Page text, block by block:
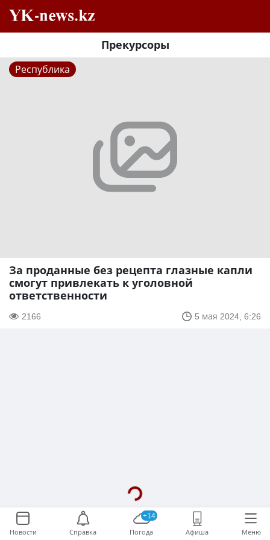
Прекурсоры
Республика
За проданные без рецепта глазные капли
смогут привлекать к уголовной
ответственности
2166 5 мая 2024, 6:26
Новости Справка
+14
Погода Афиша Меню